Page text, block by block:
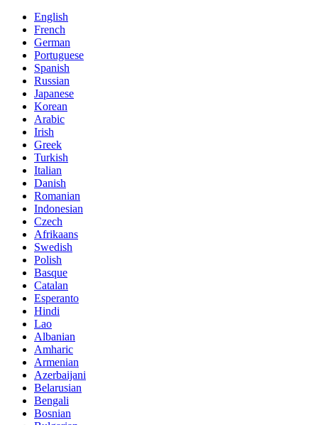
English
French
German
Portuguese
Spanish
Russian
Japanese
Korean
Arabic
Irish
Greek
Turkish
Italian
Danish
Romanian
Indonesian
Czech
Afrikaans
Swedish
Polish
Basque
Catalan
Esperanto
Hindi
Lao
Albanian
Amharic
Armenian
Azerbaijani
Belarusian
Bengali
Bosnian